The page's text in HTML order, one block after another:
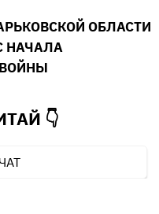
ОБЛАСТИ
НАЧАЛА
👇